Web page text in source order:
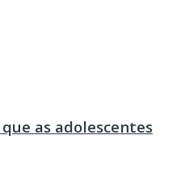
as adolescentes